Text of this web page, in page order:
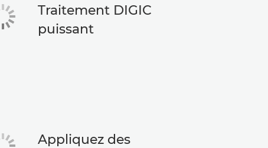
Traitement DIGIC
puissant
Appliquez des